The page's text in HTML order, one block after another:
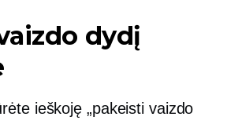
dydį
ieškoję „pakeisti vaizdo